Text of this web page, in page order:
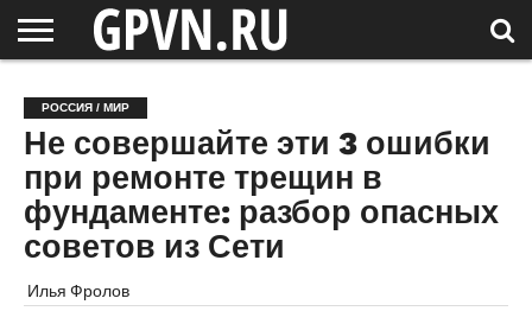
ОБЛАСТЬ
НОВОСТИ
СОСЕДЕЙ
РОССИЯ
/ МИР
СПЕЦПРОЕКТЫ
БЛОГ
СТАТЬИ
ФОТОРЕПОРТАЖИ
ИНТЕРВЬЮ
ОБЪЕКТЫ
ПОДБОРКИ
РОССИЯ / МИР
Не совершайте эти 3 ошибки
при ремонте трещин в
фундаменте: разбор опасных
советов из Сети
Илья Фролов